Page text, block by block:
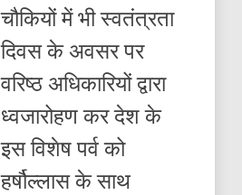
चौकियों में भी स्वतंत्रता
दिवस के अवसर पर
वरिष्ठ अधिकारियों द्वारा
ध्वजारोहण कर देश के
इस विशेष पर्व को
हर्षौल्लास के साथ